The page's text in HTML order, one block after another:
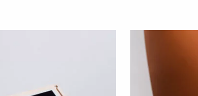
consumo mínimo de agua, energía y que no necesita
100, que garantiza que no contiene sustancias nocivas.
de 100% bambú.